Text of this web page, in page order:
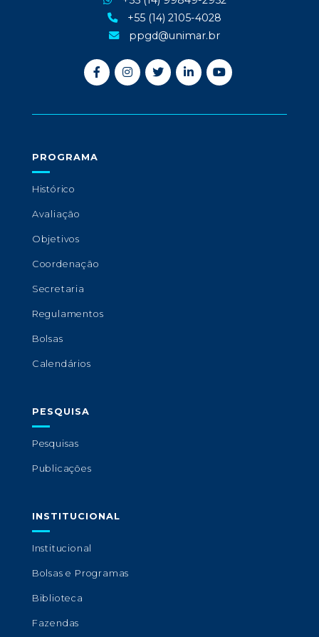
+55 (14) 2105-4028
ppgd@unimar.br
PROGRAMA
Histórico
Avaliação
Objetivos
Coordenação
Secretaria
Regulamentos
Bolsas
Calendários
PESQUISA
Pesquisas
Publicações
INSTITUCIONAL
Institucional
Bolsas e Programas
Biblioteca
Fazendas